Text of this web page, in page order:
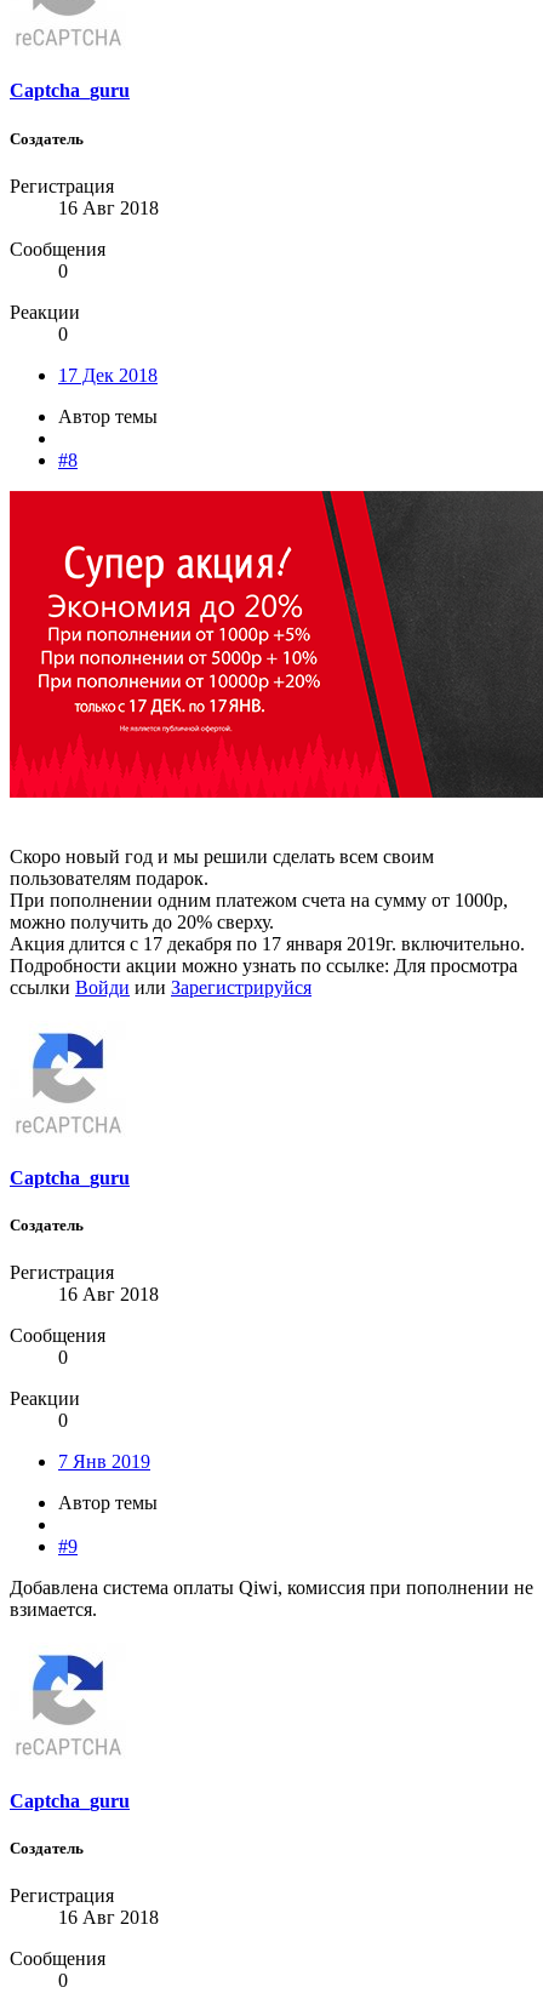
Captcha_guru
Создатель
Регистрация
16 Авг 2018
Сообщения
0
Реакции
0
17 Дек 2018
Автор темы
#8
Скоро новый год и мы решили сделать всем своим
пользователям подарок.
При пополнении одним платежом счета на сумму от 1000р,
можно получить до 20% сверху.
Акция длится с 17 декабря по 17 января 2019г. включительно.
Подробности акции можно узнать по ссылке: Для просмотра
ссылки Войди или Зарегистрируйся
Captcha_guru
Создатель
Регистрация
16 Авг 2018
Сообщения
0
Реакции
0
7 Янв 2019
Автор темы
#9
Добавлена система оплаты Qiwi, комиссия при пополнении не
взимается.
Captcha_guru
Создатель
Регистрация
16 Авг 2018
Сообщения
0